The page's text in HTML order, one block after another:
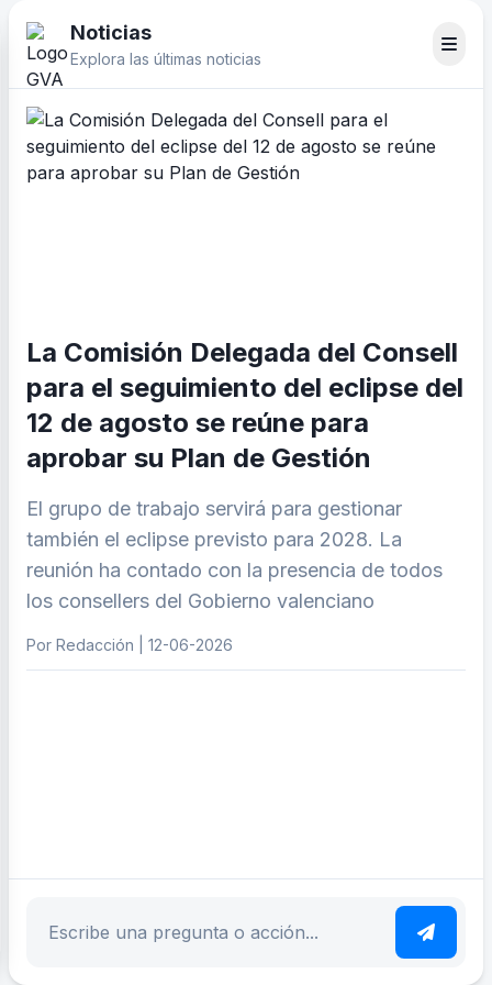
Noticias
Explora las últimas noticias
La Comisión Delegada del Consell
para el seguimiento del eclipse del
12 de agosto se reúne para
aprobar su Plan de Gestión
El grupo de trabajo servirá para gestionar
también el eclipse previsto para 2028. La
reunión ha contado con la presencia de todos
los consellers del Gobierno valenciano
Por Redacción | 12-06-2026
Escribe tu pregunta